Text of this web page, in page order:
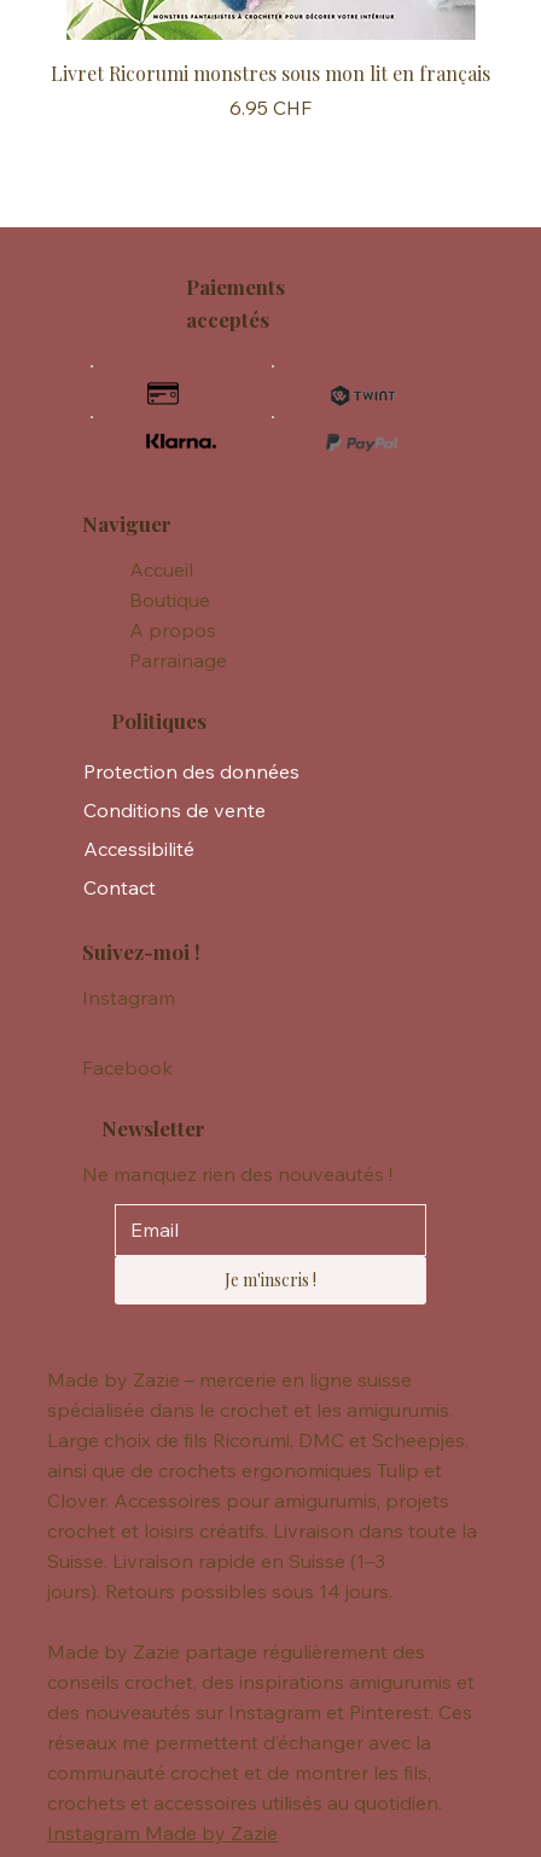
Livret Ricorumi monstres sous mon lit en français
Prix
6.95 CHF
Naviguer
Accueil
Boutique
A propos
Parrainage
Politiques
Protection des données
Conditions de vente
Accessibilité
Contact
Suivez-moi !
Instagram
Facebook
Newsletter
Ne manquez rien des nouveautés !
Je m'inscris !
Made by Zazie – mercerie en ligne suisse
spécialisée dans le crochet et les amigurumis.
Large choix de fils Ricorumi, DMC et Scheepjes,
ainsi que de crochets ergonomiques Tulip et
Clover. Accessoires pour amigurumis, projets
crochet et loisirs créatifs. Livraison dans toute la
Suisse. Livraison rapide en Suisse (1–3
jours). Retours possibles sous 14 jours.
Made by Zazie partage régulièrement des
conseils crochet, des inspirations amigurumis et
des nouveautés sur Instagram et Pinterest. Ces
réseaux me permettent d’échanger avec la
communauté crochet et de montrer les fils,
crochets et accessoires utilisés au quotidien.
Instagram Made by Zazie
Paiements
acceptés